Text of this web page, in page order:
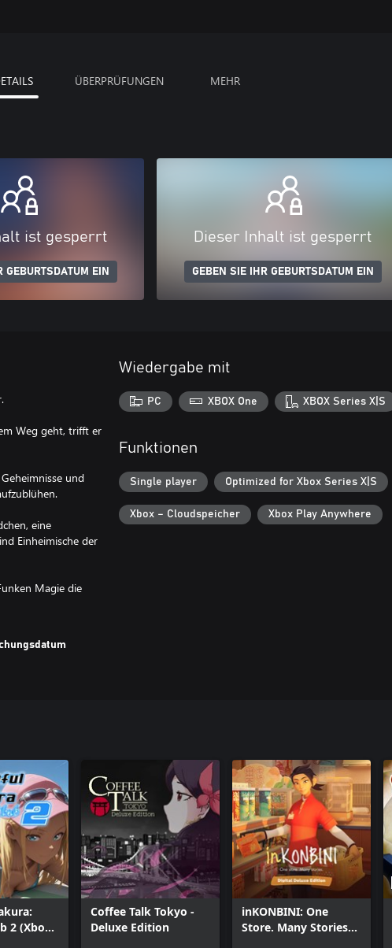
ÜBERPRÜFUNGEN MEHR
ist gesperrt
GEBURTSDATUM EIN
Dieser Inhalt ist gesperrt
GEBEN SIE IHR GEBURTSDATUM EIN
Weg geht, trifft er
und
eine
Einheimische der
Magie die
Wiedergabe mit
PC XBOX One XBOX Series X|S
Funktionen
Single player Optimized for Xbox Series X|S
Xbox – Cloudspeicher Xbox Play Anywhere
2 (Xbox
Coffee Talk Tokyo -
Deluxe Edition
inKONBINI: One
Store. Many Stories